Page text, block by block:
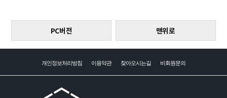
PC버전 맨위로
개인정보처리방침 이용약관 찾아오시는길 비회원문의